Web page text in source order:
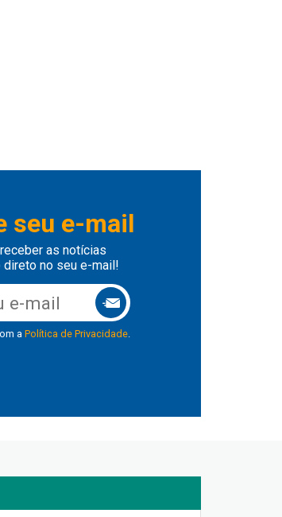
seu e-mail
as notícias
direto no seu e-mail!
aPolítica de Privacidade.